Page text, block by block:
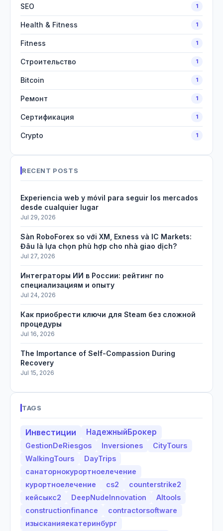
SEO 1
Health & Fitness 1
Fitness 1
Строительство 1
Bitcoin 1
Ремонт 1
Сертификация 1
Crypto 1
RECENT POSTS
Experiencia web y móvil para seguir los mercados
desde cualquier lugar
Jul 29, 2026
Sàn RoboForex so với XM, Exness và IC Markets:
Đâu là lựa chọn phù hợp cho nhà giao dịch?
Jul 27, 2026
Интеграторы ИИ в России: рейтинг по
специализациям и опыту
Jul 24, 2026
Как приобрести ключи для Steam без сложной
процедуры
Jul 16, 2026
The Importance of Self-Compassion During
Recovery
Jul 15, 2026
TAGS
Инвестиции НадежныйБрокер
GestionDeRiesgos Inversiones
CityTours
WalkingTours
DayTrips
санаторнокурортноелечение
курортноелечение
cs2
counterstrike2
кейсыкс2
DeepNudeInnovation
AItools
constructionfinance
contractorsoftware
изысканияекатеринбург